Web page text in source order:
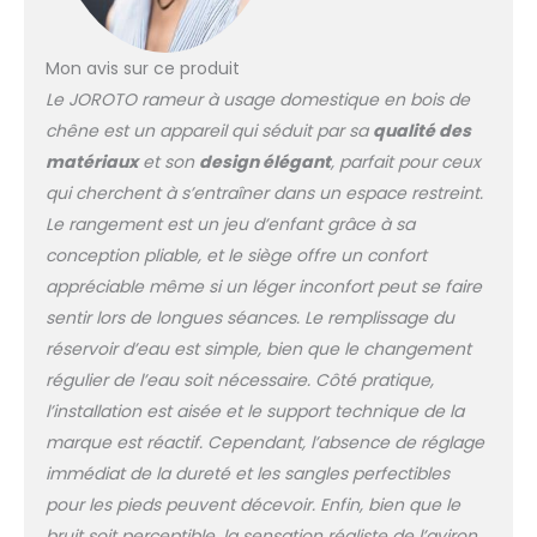
Qualité】Embrassez la
résistance à l'eau,
méticuleusement
fabriqué à partir de
bois certifié FSC pour
supporter une capacité
de poids substantielle
de 158KG, assurant la
durabilité et la
durabilité.
【Conception Efficace
de L'espace】
Expérimentez la double
commodité du rameur
à résistance à l'eau en
bois de JOROTO,
méticuleusement
conçu pour
Mon avis sur ce produit
Le JOROTO rameur à usage domestique en bois de
chêne est un appareil qui séduit par sa qualité des
matériauxet son design élégant, parfait pour ceux
qui cherchent à s’entraîner dans un espace restreint.
Le rangement est un jeu d’enfant grâce à sa
conception pliable, et le siège offre un confort
appréciable même si un léger inconfort peut se faire
sentir lors de longues séances. Le remplissage du
réservoir d’eau est simple, bien que le changement
régulier de l’eau soit nécessaire. Côté pratique,
l’installation est aisée et le support technique de la
marque est réactif. Cependant, l’absence de réglage
immédiat de la dureté et les sangles perfectibles
pour les pieds peuvent décevoir. Enfin, bien que le